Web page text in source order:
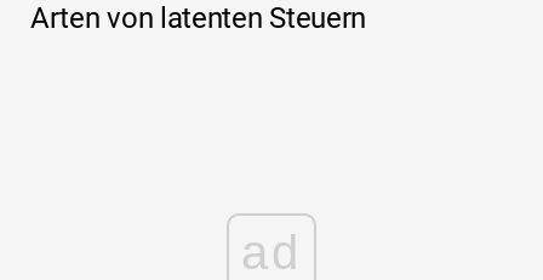
Arten von latenten Steuern
ad